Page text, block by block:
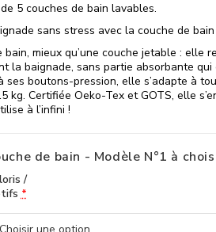
5 couches de bain lavables.
sans stress avec la couche de bain
bain, mieux qu’une couche jetable : elle
la baignade, sans partie absorbante
ses boutons-pression, elle s’adapte à
kg. Certifiée Oeko-Tex et GOTS, elle
à l’infini !
de bain - Modèle N°1 à
/
*